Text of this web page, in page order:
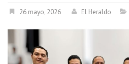
26 mayo, 2026 El Heraldo